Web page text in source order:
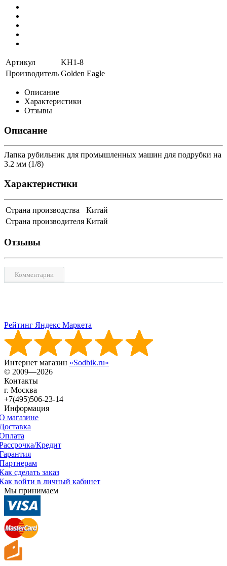
Артикул
KH1-8
Производитель Golden Eagle
Описание
Характеристики
Отзывы
Описание
Лапка рубильник для промышленных машин для подрубки на
3.2 мм (1/8)
Характеристики
Страна производства
Китай
Страна производителя Китай
Отзывы
Комментарии
Рейтинг Яндекс Маркета
Интернет магазин «Sodbik.ru»
© 2009—2026
Контакты
г. Москва
+7(495)506-23-14
Информация
магазине
Кредит
сделать заказ
войти в личный кабинет
Мы принимаем